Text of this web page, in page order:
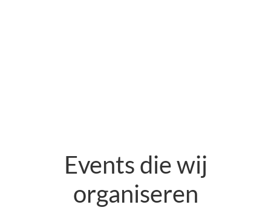
Events die wij
organiseren